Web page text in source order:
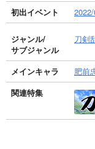
初出イベント
ジャンル/
サブジャンル
刀剣
メインキャラ 肥前
関連特集